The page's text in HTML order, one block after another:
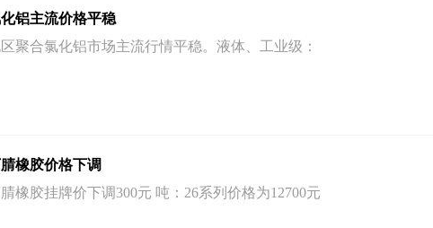
铝主流价格平稳
聚合氯化铝市场主流行情平稳。液体、工业级：
橡胶价格下调
橡胶挂牌价下调300元 吨：26系列价格为12700元